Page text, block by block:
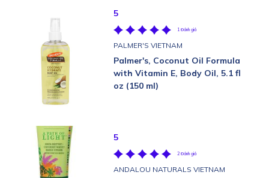
5
1 Đánh giá
PALMER'S VIETNAM
Palmer's, Coconut Oil Formula
with Vitamin E, Body Oil, 5.1 fl
oz (150 ml)
5
2 Đánh giá
ANDALOU NATURALS VIETNAM